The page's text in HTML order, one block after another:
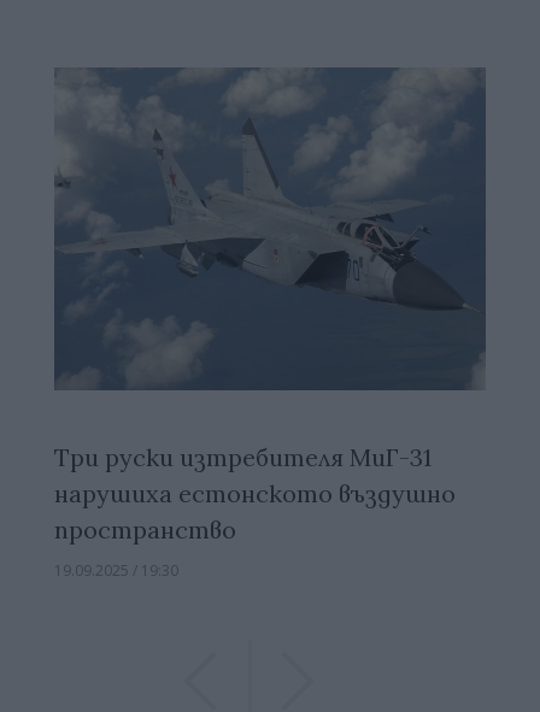
Три руски изтребителя МиГ-31
нарушиха естонското въздушно
пространство
19.09.2025 / 19:30